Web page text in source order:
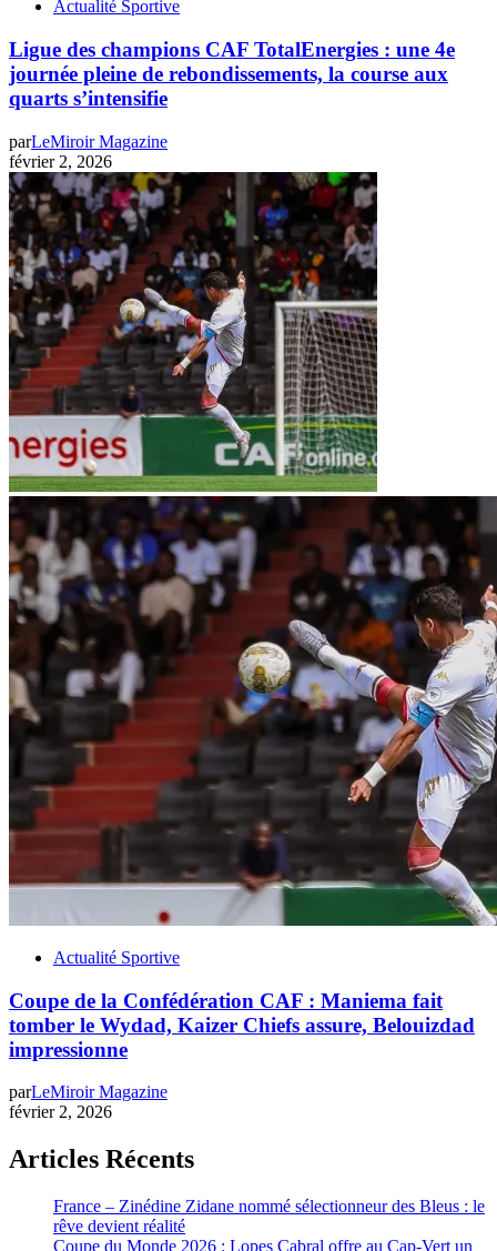
Actualité Sportive
Ligue des champions CAF TotalEnergies : une 4e
journée pleine de rebondissements, la course aux
quarts s’intensifie
parLeMiroir Magazine
février 2, 2026
Actualité Sportive
Coupe de la Confédération CAF : Maniema fait
tomber le Wydad, Kaizer Chiefs assure, Belouizdad
impressionne
parLeMiroir Magazine
février 2, 2026
Articles Récents
France – Zinédine Zidane nommé sélectionneur des Bleus : le
rêve devient réalité
Coupe du Monde 2026 : Lopes Cabral offre au Cap-Vert un